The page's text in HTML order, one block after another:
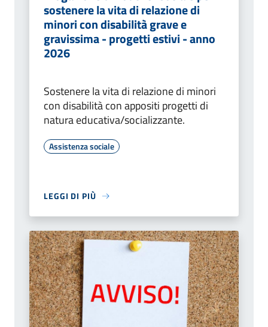
sostenere la vita di relazione di
minori con disabilità grave e
gravissima - progetti estivi - anno
2026
Sostenere la vita di relazione di minori
con disabilità con appositi progetti di
natura educativa/socializzante.
Assistenza sociale
LEGGI DI PIÙ